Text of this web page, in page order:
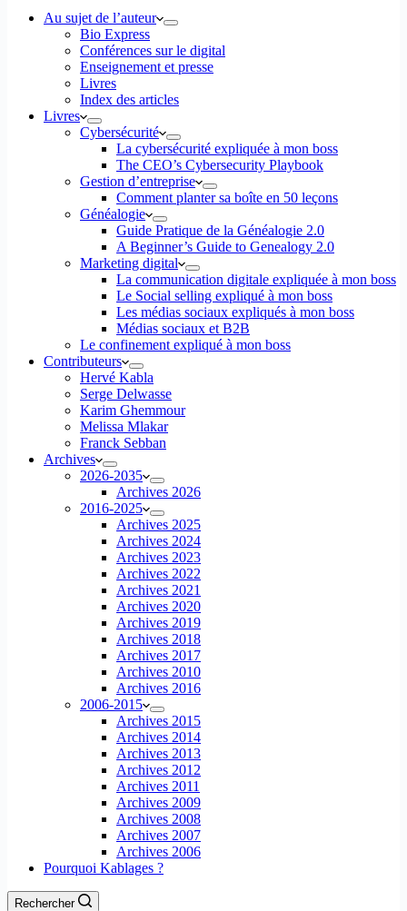
Au sujet de l’auteur
Bio Express
Conférences sur le digital
Enseignement et presse
Livres
Index des articles
Livres
Cybersécurité
La cybersécurité expliquée à mon boss
The CEO’s Cybersecurity Playbook
Gestion d’entreprise
Comment planter sa boîte en 50 leçons
Généalogie
Guide Pratique de la Généalogie 2.0
A Beginner’s Guide to Genealogy 2.0
Marketing digital
La communication digitale expliquée à mon boss
Le Social selling expliqué à mon boss
Les médias sociaux expliqués à mon boss
Médias sociaux et B2B
Le confinement expliqué à mon boss
Contributeurs
Hervé Kabla
Serge Delwasse
Karim Ghemmour
Melissa Mlakar
Franck Sebban
Archives
2026-2035
Archives 2026
2016-2025
Archives 2025
Archives 2024
Archives 2023
Archives 2022
Archives 2021
Archives 2020
Archives 2019
Archives 2018
Archives 2017
Archives 2010
Archives 2016
2006-2015
Archives 2015
Archives 2014
Archives 2013
Archives 2012
Archives 2011
Archives 2009
Archives 2008
Archives 2007
Archives 2006
Pourquoi Kablages ?
Rechercher